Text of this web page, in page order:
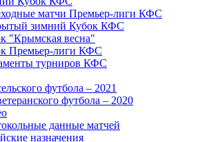
матчи Премьер-лиги КФС
зимний Кубок КФС
"Крымская весна"
Премьер-лиги КФС
турниров КФС
футбола – 2021
футбола – 2020
данные матчей
назначения